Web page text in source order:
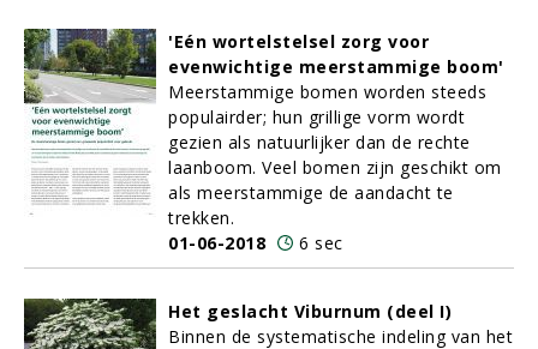
'Eén wortelstelsel zorg voor
evenwichtige meerstammige boom'
Meerstammige bomen worden steeds
populairder; hun grillige vorm wordt
gezien als natuurlijker dan de rechte
laanboom. Veel bomen zijn geschikt om
als meerstammige de aandacht te
trekken.
01-06-2018
6 sec
Het geslacht Viburnum (deel I)
Binnen de systematische indeling van het